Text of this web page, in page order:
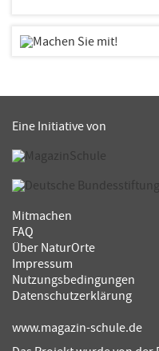
Eine Initiative von
Mitmachen
FAQ
Über NaturOrte
Impressum
Nutzungsbedingungen
Datenschutzerklärung
www.magazin-schule.de